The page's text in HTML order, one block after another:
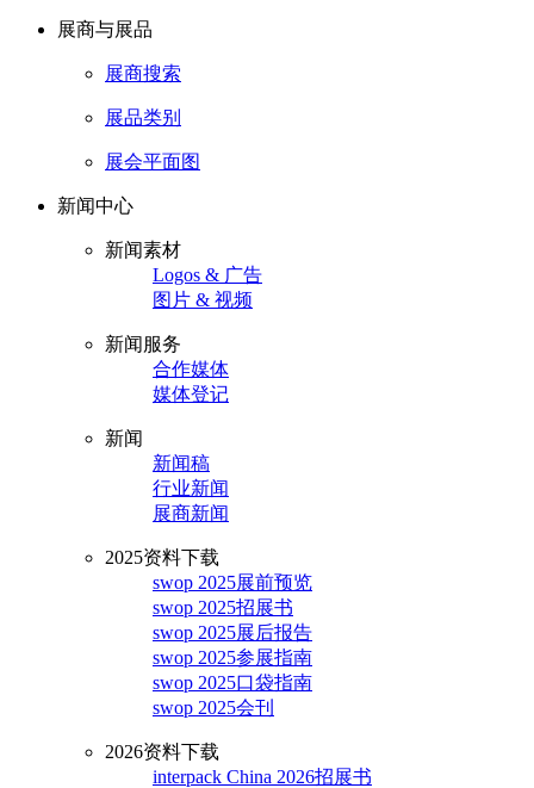
展商与展品
展商搜索
展品类别
展会平面图
新闻中心
新闻素材
Logos & 广告
图片 & 视频
新闻服务
合作媒体
媒体登记
新闻
新闻稿
行业新闻
展商新闻
2025资料下载
swop 2025展前预览
swop 2025招展书
swop 2025展后报告
swop 2025参展指南
swop 2025口袋指南
swop 2025会刊
2026资料下载
interpack China 2026招展书